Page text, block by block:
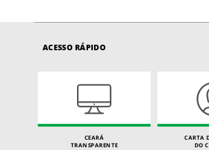
ACESSO RÁPIDO
CEARÁ
TRANSPARENTE
CARTA
DO